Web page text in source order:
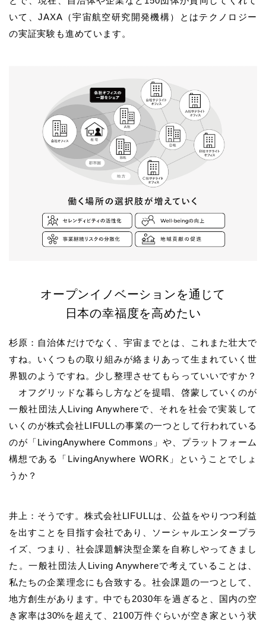
いて、JAXA（宇宙航空研究開発機構）とはテクノロジー
の実証実験も進めています。
オープンイノベーションを通じて
日本の幸福度を高めたい
杉原：自治体だけでなく、宇宙までとは、これまた壮大で
すね。いくつもの取り組みが絡まりあって生まれていく世
界観のようですね。少し整理させてもらっていいですか？
オフグリッドな暮らし方などを提唱、啓蒙していくのが
一般社団法人Living Anywhereで、それを社会で実装して
いくのが株式会社LIFULLの事業の一つとして行われている
のが「LivingAnywhere Commons」や、プラットフォーム
構想である「LivingAnywhere WORK」ということでしょ
うか？
井上：そうです。株式会社LIFULLは、公益をやりつつ利益
を出すことを目指す会社であり、ソーシャルエンタープラ
イズ、つまり、社会課題解決型企業を自称しやってきまし
た。一般社団法人Living Anywhereで考えていることは、
私たちの企業理念にも合致する。社会課題の一つとして、
地方創生があります。中でも2030年を過ぎると、国内の空
き家率は30%を超えて、2100万件ぐらいが空き家という状